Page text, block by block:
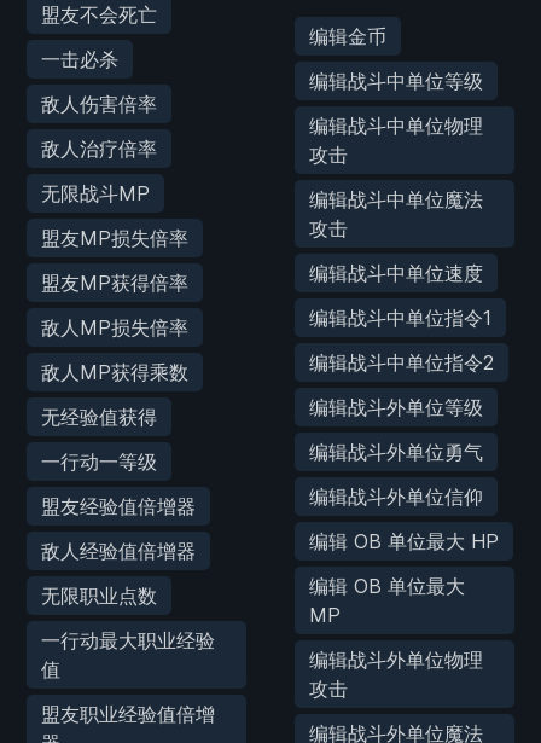
盟友不会死亡
一击必杀
敌人伤害倍率
敌人治疗倍率
无限战斗MP
盟友MP损失倍率
盟友MP获得倍率
敌人MP损失倍率
敌人MP获得乘数
无经验值获得
一行动一等级
盟友经验值倍增器
敌人经验值倍增器
无限职业点数
一行动最大职业经验
值
盟友职业经验值倍增
编辑金币
编辑战斗中单位等级
编辑战斗中单位物理
攻击
编辑战斗中单位魔法
攻击
编辑战斗中单位速度
编辑战斗中单位指令1
编辑战斗中单位指令2
编辑战斗外单位等级
编辑战斗外单位勇气
编辑战斗外单位信仰
编辑 OB 单位最大 HP
编辑 OB 单位最大
MP
编辑战斗外单位物理
攻击
编辑战斗外单位魔法